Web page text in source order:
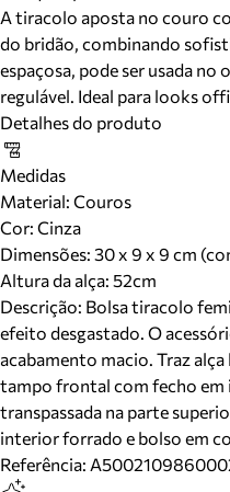
A tiracolo aposta no couro
do bridão, combinando
espaçosa, pode ser usada no
regulável. Ideal para looks
Detalhes do produto
Medidas
Material: Couros
Cor: Cinza
Dimensões: 30 x 9 x 9 cm
Altura da alça: 52cm
Descrição: Bolsa tiracolo
efeito desgastado. O
acabamento macio. Traz
tampo frontal com fecho em
transpassada na parte
interior forrado e bolso em
Referência: